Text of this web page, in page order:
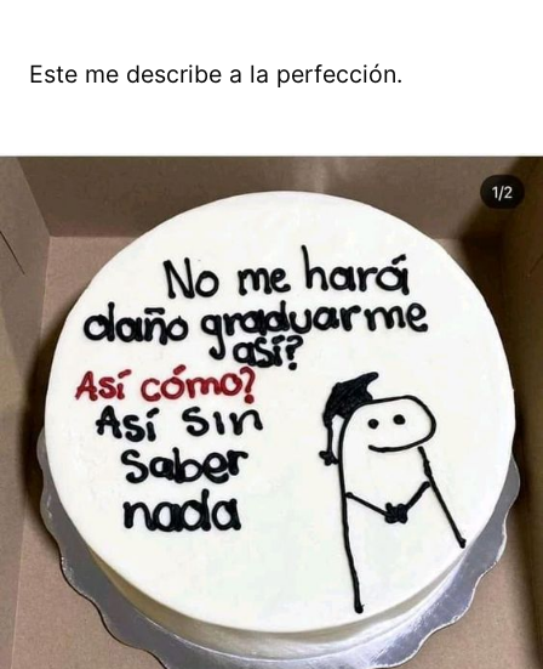
Este me describe a la perfección.